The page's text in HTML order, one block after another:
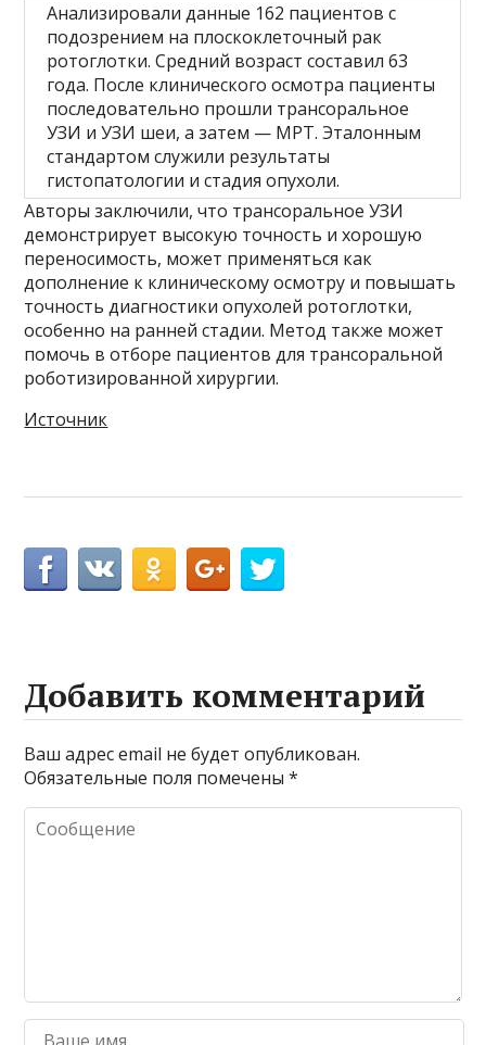
Анализировали данные 162 пациентов с
подозрением на плоскоклеточный рак
ротоглотки. Средний возраст составил 63
года. После клинического осмотра пациенты
последовательно прошли трансоральное
УЗИ и УЗИ шеи, а затем — МРТ. Эталонным
стандартом служили результаты
гистопатологии и стадия опухоли.
Авторы заключили, что трансоральное УЗИ
демонстрирует высокую точность и хорошую
переносимость, может применяться как
дополнение к клиническому осмотру и повышать
точность диагностики опухолей ротоглотки,
особенно на ранней стадии. Метод также может
помочь в отборе пациентов для трансоральной
роботизированной хирургии.
Источник
Добавить комментарий
Ваш адрес email не будет опубликован.
Обязательные поля помечены*